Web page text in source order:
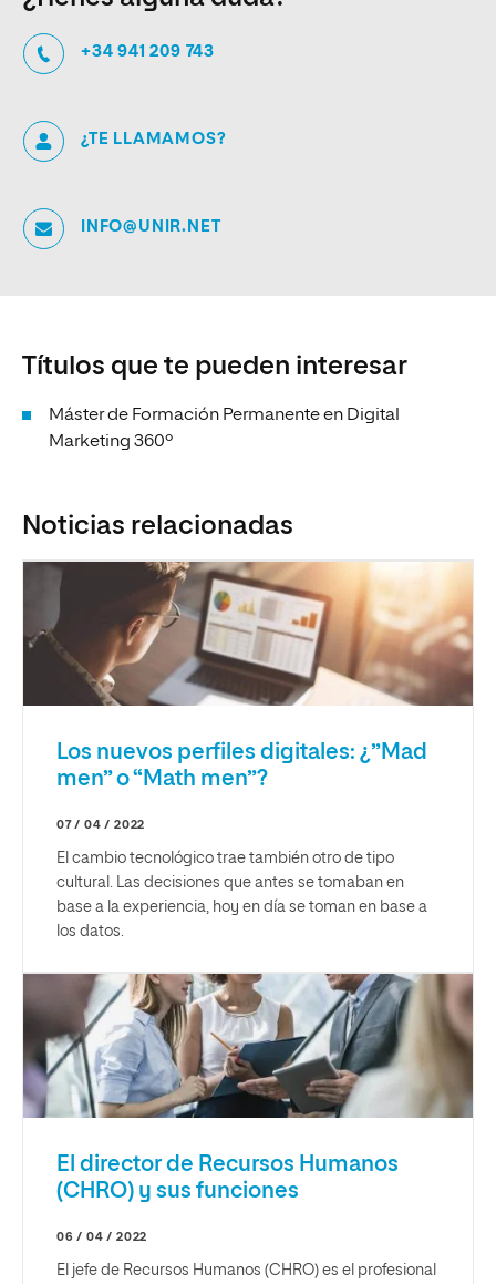
+34 941 209 743
¿TE LLAMAMOS?
INFO@UNIR.NET
Títulos que te pueden interesar
Máster de Formación Permanente en Digital
Marketing 360º
Noticias relacionadas
Los nuevos perfiles digitales: ¿”Mad
men” o “Math men”?
07 / 04 / 2022
El cambio tecnológico trae también otro de tipo
cultural. Las decisiones que antes se tomaban en
base a la experiencia, hoy en día se toman en base a
los datos.
El director de Recursos Humanos
(CHRO) y sus funciones
06 / 04 / 2022
El jefe de Recursos Humanos (CHRO) es el profesional